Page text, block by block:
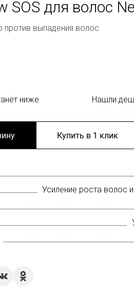
SOS для волос
против выпадения волос
ниже Нашли
Купить в 1 клик
Усиление роста волос